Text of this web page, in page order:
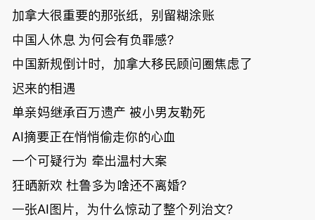
骗光2万美
元，还被卷
入跨国刑案
账户遭封！
亡；
加拿大很重要的那张纸，别留糊涂账
中国人休息 为何会有负罪感？
中国新规倒计时，加拿大移民顾问圈焦虑了
迟来的相遇
单亲妈继承百万遗产 被小男友勒死
AI摘要正在悄悄偷走你的心血
一个可疑行为 牵出温村大案
狂晒新欢 杜鲁多为啥还不离婚？
一张AI图片，为什么惊动了整个列治文？